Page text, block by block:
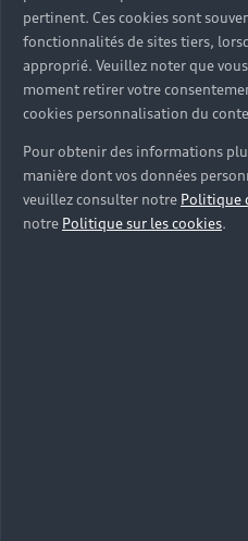
pertinent. Ces cookies sont
fonctionnalités de sites tiers,
approprié. Veuillez noter que
moment retirer votre
cookies personnalisation du
Pour obtenir des informations
manière dont vos données
veuillez consulter notre Politique
notre Politique sur les cookies.